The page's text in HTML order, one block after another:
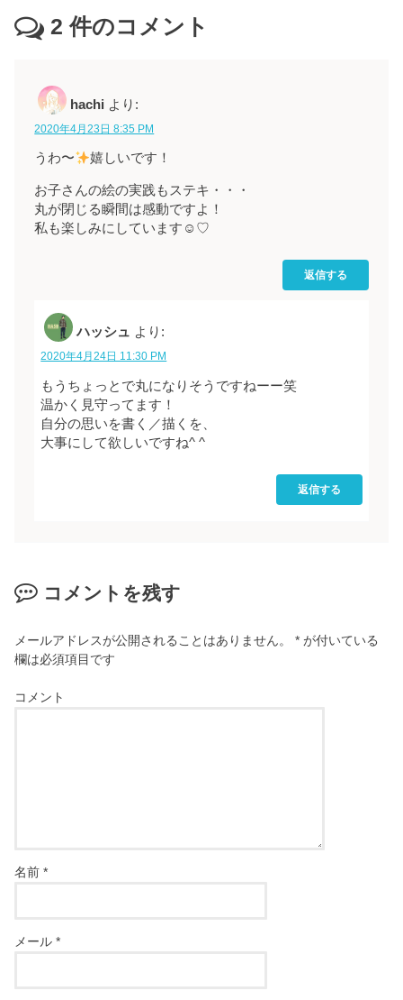
2 件のコメント
hachi より:
2020年4月23日 8:35 PM
うわ〜 嬉しいです！
お子さんの絵の実践もステキ・・・
丸が閉じる瞬間は感動ですよ！
私も楽しみにしています☺︎♡
返信する
ハッシュ より:
2020年4月24日 11:30 PM
もうちょっとで丸になりそうですねーー笑
温かく見守ってます！
自分の思いを書く／描くを、
大事にして欲しいですね^ ^
返信する
コメントを残す
メールアドレスが公開されることはありません。 * が付いている
欄は必須項目です
コメント
名前*
メール*